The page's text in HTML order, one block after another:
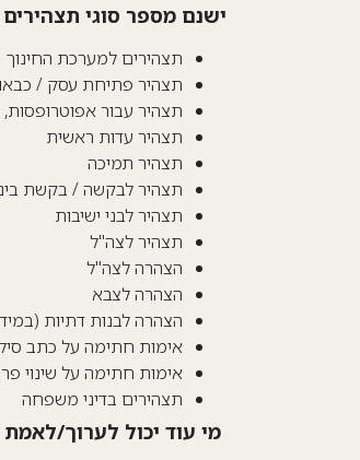
ישנם מספר סוגי
תצהירים למערכת החינוך
תצהיר פתיחת עסק /
תצהיר עבור
תצהיר עדות ראשית
תצהיר תמיכה
תצהיר לבקשה / בקשת
תצהיר לבני ישיבות
תצהיר לצה"ל
הצהרה לצה"ל
הצהרה לצבא
הצהרה לבנות דתיות
אימות חתימה על כתב
אימות חתימה על שינוי
תצהירים בדיני משפחה
מי עוד יכול לערוך/